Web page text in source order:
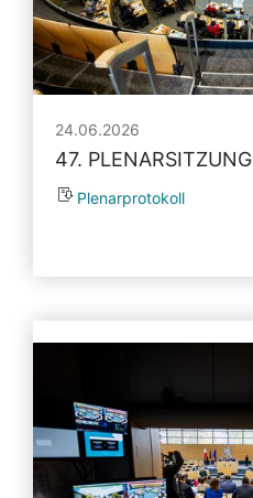
24.06.2026
47. PLENARSITZUNG
Plenarprotokoll